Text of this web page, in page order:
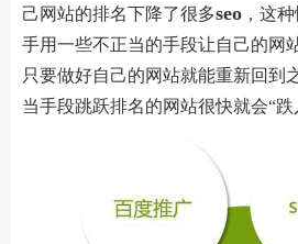
己网站的排名下降了很多seo ，这
手用一些不正当的手段让自己的网
只要做好自己的网站就能重新回到
当手段跳跃排名的网站很快就会“跌